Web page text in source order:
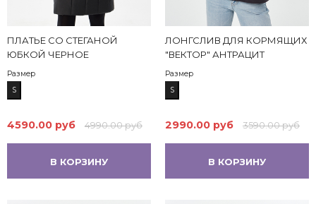
ПЛАТЬЕ СО СТЕГАНОЙ
ЮБКОЙ ЧЕРНОЕ
Размер
S
4590.00 руб 4990.00 руб
В КОРЗИНУ
ЛОНГСЛИВ ДЛЯ КОРМЯЩИХ
"ВЕКТОР" АНТРАЦИТ
Размер
S
2990.00 руб 3590.00 руб
В КОРЗИНУ